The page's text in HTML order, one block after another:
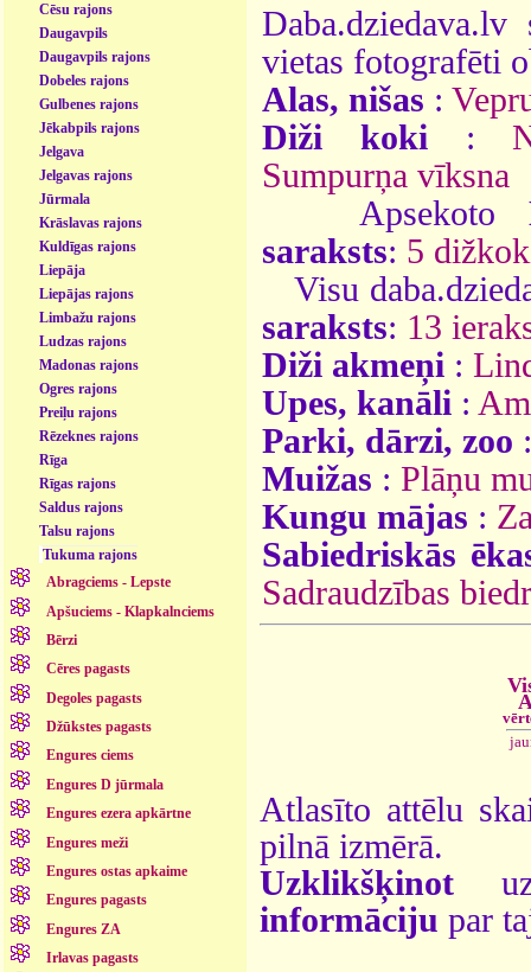
Cēsu rajons
Daugavpils
Daugavpils rajons
Dobeles rajons
Gulbenes rajons
Jēkabpils rajons
Jelgava
Jelgavas rajons
Jūrmala
Krāslavas rajons
Kuldīgas rajons
Liepāja
Liepājas rajons
Limbažu rajons
Ludzas rajons
Madonas rajons
Ogres rajons
Preiļu rajons
Rēzeknes rajons
Rīga
Rīgas rajons
Saldus rajons
Talsu rajons
Tukuma rajons
Abragciems - Lepste
Apšuciems - Klapkalnciems
Bērzi
Cēres pagasts
Degoles pagasts
Džūkstes pagasts
Engures ciems
Engures D jūrmala
Engures ezera apkārtne
Engures meži
Engures ostas apkaime
Engures pagasts
Engures ZA
Irlavas pagasts
vietas fotografēti
Alas, nišas :
Diži koki :
Sumpurņa vīksna
Apsekoto
saraksts: 5
Visu
saraksts: 13
Diži akmeņi :
Upes, kanāli :
Parki, dārzi, zoo
Muižas : Plāņu
Kungu mājas :
Sabiedriskās
Sadraudzības
Atlasīto attēlu
pilnā izmērā.
Uzklikšķinot
informāciju par